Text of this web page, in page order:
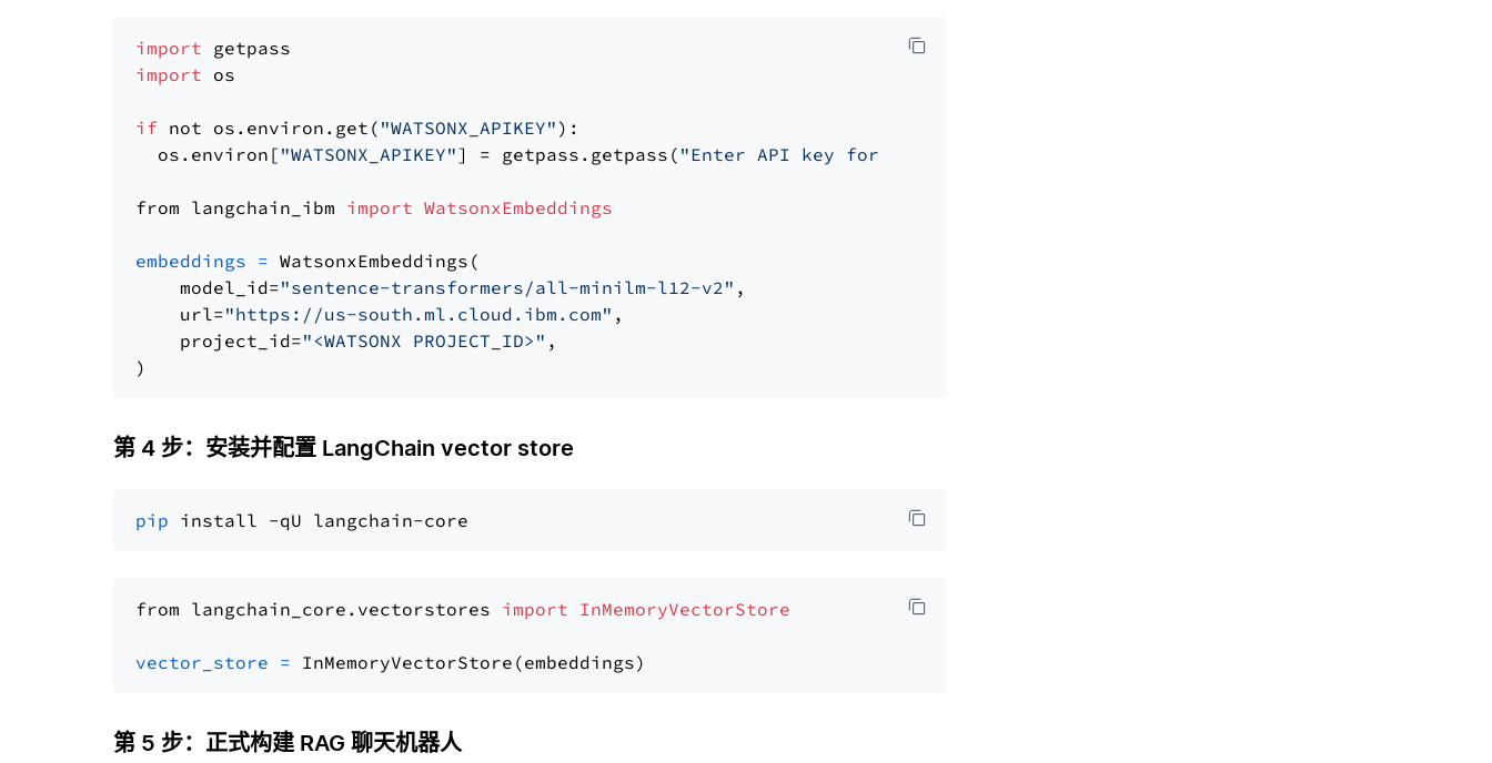
import
import os
if not os.environ.get( "WATSONX_APIKEY" ):
  os.environ[
"WATSONX_APIKEY"] = getpass.getpass( "Enter API key for IBM watsonx: "
from langchain_ibm import WatsonxEmbeddings
embeddings = WatsonxEmbeddings(
    model_id=
"sentence-transformers/all-minilm-l12-v2" ,
    url=
"https://us-south.ml.cloud.ibm.com" ,
    project_id=
"<WATSONX PROJECT_ID>" ,
第 4 步：安装并配置 LangChain vector store
pip
from langchain_core.vectorstores import InMemoryVectorStore
vector_store =
第 5 步：正式构建 RAG 聊天机器人